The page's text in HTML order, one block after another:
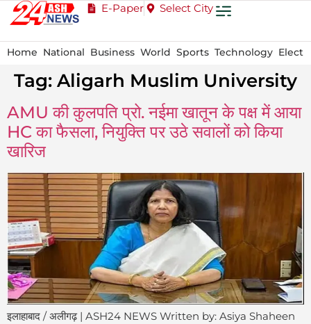
E-Paper Select City
Home National Business World Sports Technology
Tag: Aligarh Muslim University
AMU की कुलपति प्रो. नईमा खातून के पक्ष में आया
HC का फैसला, नियुक्ति पर उठे सवालों को किया
खारिज
इलाहाबाद / अलीगढ़ | ASH24 NEWS Written by: Asiya Shaheen